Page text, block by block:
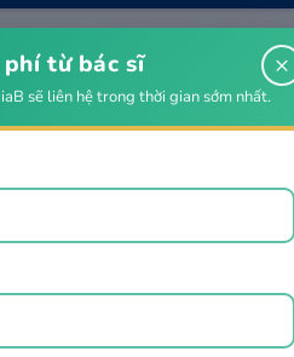
×
từ bác sĩ
sẽ liên hệ trong thời gian sớm nhất.